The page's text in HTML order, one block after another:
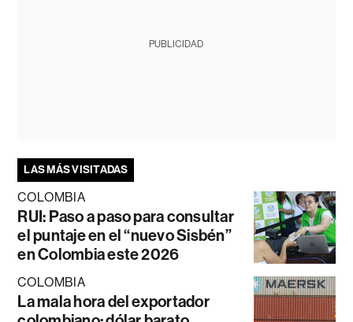
PUBLICIDAD
LAS MÁS VISITADAS
COLOMBIA
RUI: Paso a paso para consultar
el puntaje en el “nuevo Sisbén”
en Colombia este 2026
COLOMBIA
La mala hora del exportador